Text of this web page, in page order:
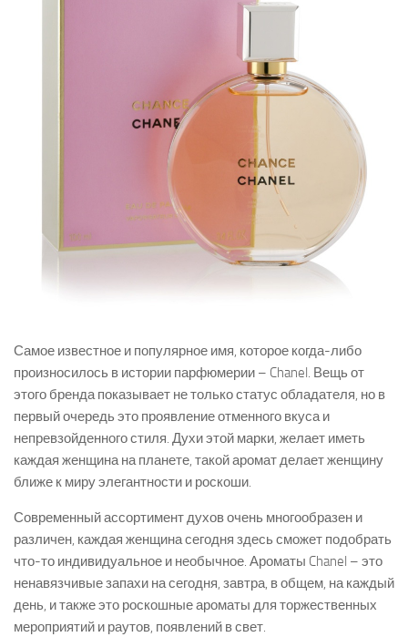
Самое известное и популярное имя, которое когда-либо
произносилось в истории парфюмерии – Chanel. Вещь от
этого бренда показывает не только статус обладателя, но в
первый очередь это проявление отменного вкуса и
непревзойденного стиля. Духи этой марки, желает иметь
каждая женщина на планете, такой аромат делает женщину
ближе к миру элегантности и роскоши.
Современный ассортимент духов очень многообразен и
различен, каждая женщина сегодня здесь сможет подобрать
что-то индивидуальное и необычное. Ароматы Chanel – это
ненавязчивые запахи на сегодня, завтра, в общем, на каждый
день, и также это роскошные ароматы для торжественных
мероприятий и раутов, появлений в свет.